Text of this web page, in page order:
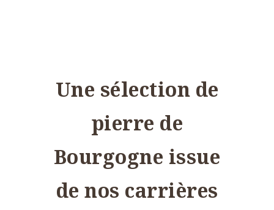
Une sélection de
pierre de
Bourgogne issue
de nos carrières